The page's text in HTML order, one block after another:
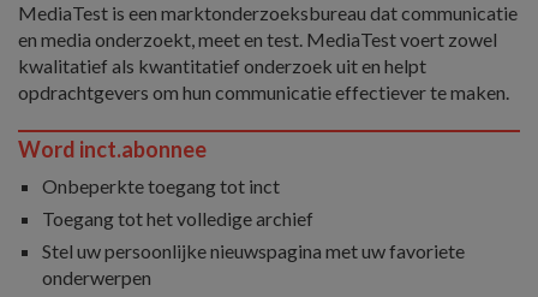
MediaTest is een marktonderzoeksbureau dat communicatie
en media onderzoekt, meet en test. MediaTest voert zowel
kwalitatief als kwantitatief onderzoek uit en helpt
opdrachtgevers om hun communicatie effectiever te maken.
Word inct.abonnee
Onbeperkte toegang tot inct
Toegang tot het volledige archief
Stel uw persoonlijke nieuwspagina met uw favoriete
onderwerpen